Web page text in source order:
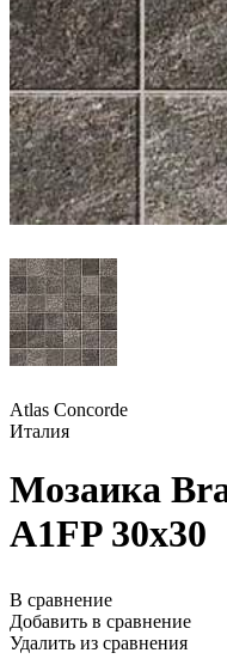
Atlas Concorde
Италия
Мозаика
A1FP 30x30
В сравнение
Добавить в сравнение
Удалить из сравнения